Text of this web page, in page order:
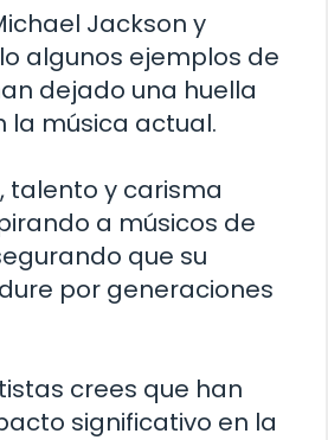
Jackson y
algunos ejemplos de
dejado una huella
la música actual.
talento y carisma
a músicos de
que su
por generaciones
crees que han
significativo en la